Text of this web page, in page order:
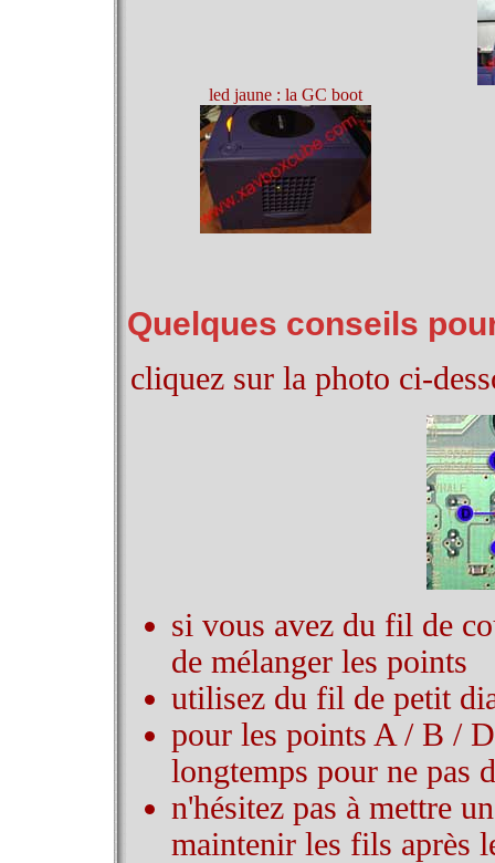
led jaune : la GC boot
Quelques conseils
cliquez sur la photo ci-
si vous avez du fil de
de mélanger les points
utilisez du fil de petit
pour les points A / B /
longtemps pour ne pas
n'hésitez pas à mettre
maintenir les fils après